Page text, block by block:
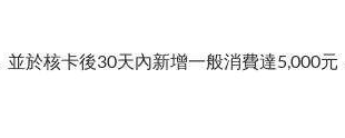
於核卡後30天內新增一般消費達5,000元